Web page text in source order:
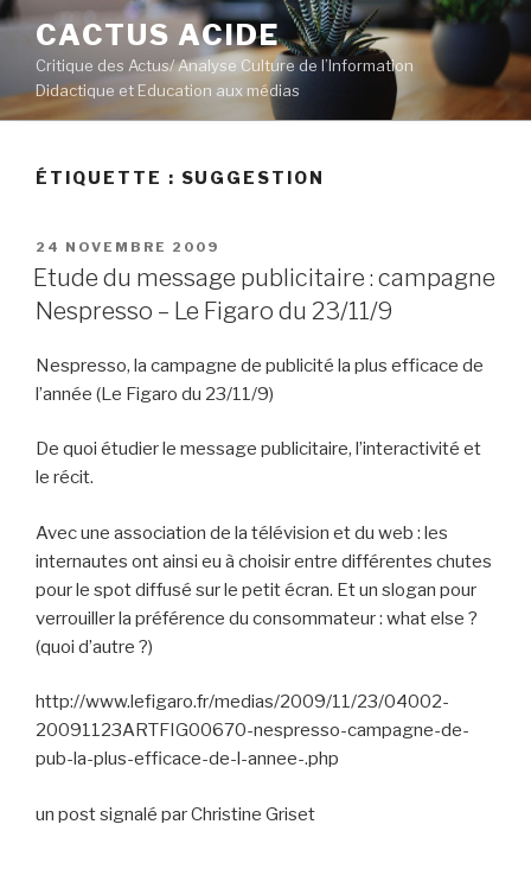
Aller
contenu
principal
CACTUS ACIDE
Critique des Actus/ Analyse Culture de l’Information
Didactique et Education aux médias
ÉTIQUETTE : SUGGESTION
PUBLIÉ
LE
24 NOVEMBRE 2009
Etude du message publicitaire : campagne
Nespresso – Le Figaro du 23/11/9
Nespresso, la campagne de publicité la plus efficace de
l’année (Le Figaro du 23/11/9)
De quoi étudier le message publicitaire, l’interactivité et
le récit.
Avec une association de la télévision et du web : les
internautes ont ainsi eu à choisir entre différentes chutes
pour le spot diffusé sur le petit écran. Et un slogan pour
verrouiller la préférence du consommateur : what else ?
(quoi d’autre ?)
http://www.lefigaro.fr/medias/2009/11/23/04002-
20091123ARTFIG00670-nespresso-campagne-de-
pub-la-plus-efficace-de-l-annee-.php
un post signalé par Christine Griset